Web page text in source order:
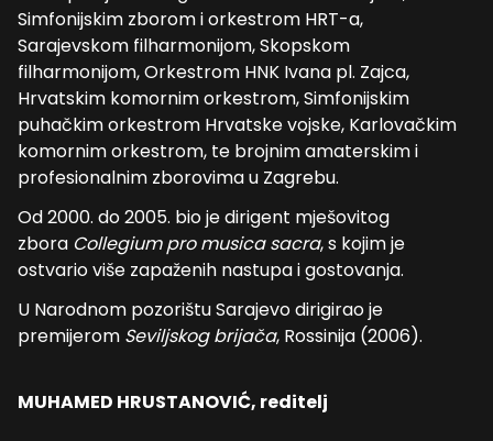
Simfonijskim zborom i orkestrom HRT-a,
Sarajevskom filharmonijom, Skopskom
filharmonijom, Orkestrom HNK Ivana pl. Zajca,
Hrvatskim komornim orkestrom, Simfonijskim
puhačkim orkestrom Hrvatske vojske, Karlovačkim
komornim orkestrom, te brojnim amaterskim i
profesionalnim zborovima u Zagrebu.
Od 2000. do 2005. bio je dirigent mješovitog
zbora Collegium pro musica sacra, s kojim je
ostvario više zapaženih nastupa i gostovanja.
U Narodnom pozorištu Sarajevo dirigirao je
premijerom Seviljskog brijača, Rossinija (2006).
MUHAMED HRUSTANOVIĆ, reditelj